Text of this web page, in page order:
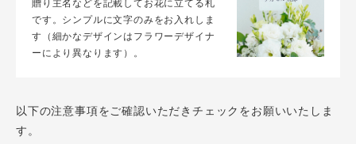
贈り主名などを記載してお花に立てる札
です。シンプルに文字のみをお入れしま
す（細かなデザインはフラワーデザイナ
ーにより異なります）。
以下の注意事項をご確認いただきチェックをお願いいたしま
す。